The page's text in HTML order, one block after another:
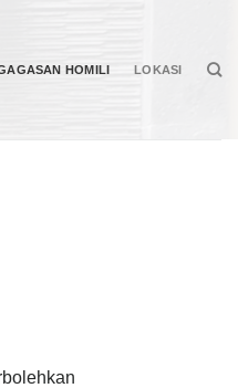
HOMILI LOKASI